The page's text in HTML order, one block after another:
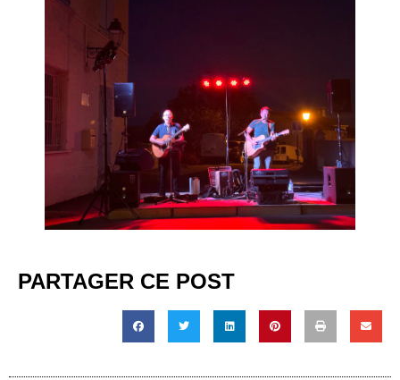
PARTAGER CE POST